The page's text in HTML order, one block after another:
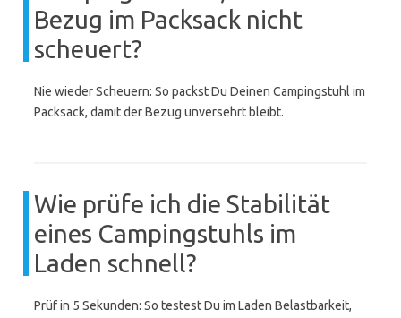
Bezug im Packsack nicht
scheuert?
Nie wieder Scheuern: So packst Du Deinen Campingstuhl im
Packsack, damit der Bezug unversehrt bleibt.
Wie prüfe ich die Stabilität
eines Campingstuhls im
Laden schnell?
Prüf in 5 Sekunden: So testest Du im Laden Belastbarkeit,